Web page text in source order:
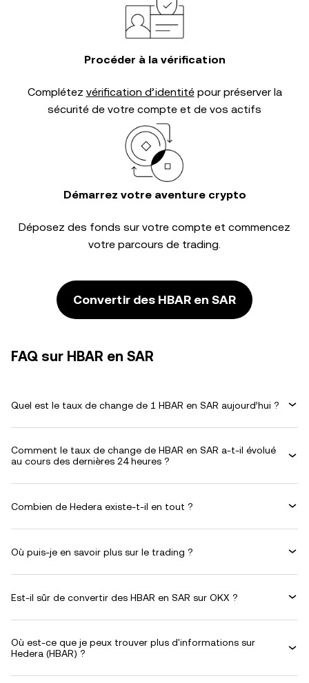
Procéder à la vérification
Complétez vérification d’identitépour préserver la
sécurité de votre compte et de vos actifs
Démarrez votre aventure crypto
Déposez des fonds sur votre compte et commencez
votre parcours de trading.
Convertir des HBAR en SAR
FAQ sur HBAR en SAR
Quel est le taux de change de 1 HBAR en SAR aujourd’hui ?
Comment le taux de change de HBAR en SAR a-t-il évolué
au cours des dernières 24 heures ?
Combien de Hedera existe-t-il en tout ?
Où puis-je en savoir plus sur le trading ?
Est-il sûr de convertir des HBAR en SAR sur OKX ?
Où est-ce que je peux trouver plus d'informations sur
Hedera (HBAR) ?